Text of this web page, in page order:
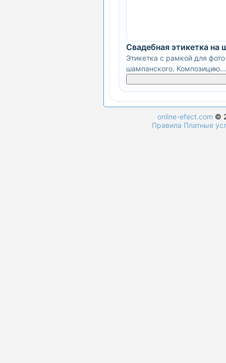
Свадебная этикетка на
Этикетка с рамкой для
шампанского. Композицию...
online-efect.com ©
Правила Платные